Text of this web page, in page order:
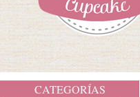
CATEGORÍAS